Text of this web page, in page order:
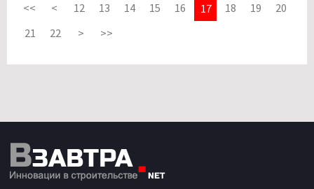
<< < 12 13 14 15 16 17 18 19
20
21
22 > >>